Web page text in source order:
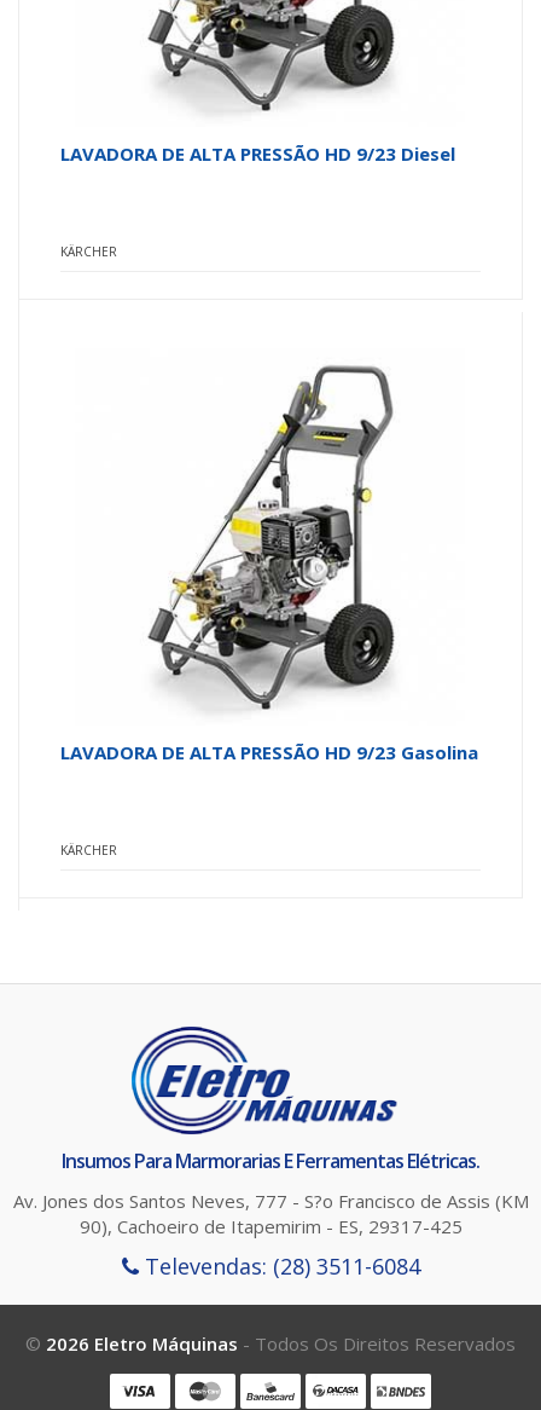
LAVADORA DE ALTA PRESSÃO HD 9/23 Diesel
KÄRCHER
LAVADORA DE ALTA PRESSÃO HD 9/23 Gasolina
KÄRCHER
Insumos Para Marmorarias E Ferramentas Elétricas.
Av. Jones dos Santos Neves, 777 - S?o Francisco de Assis (KM
90), Cachoeiro de Itapemirim - ES, 29317-425
Televendas: (28) 3511-6084
© 2026 Eletro Máquinas - Todos Os Direitos Reservados